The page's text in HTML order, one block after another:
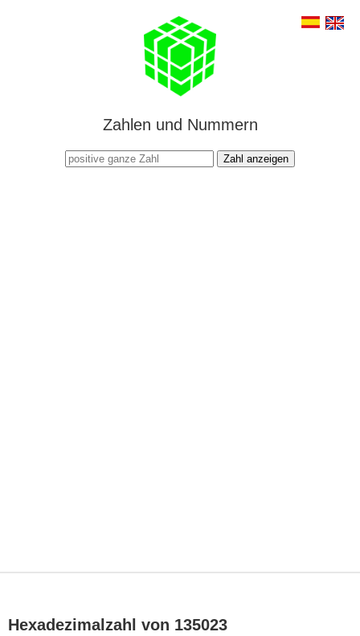
Zahlen und Nummern
Zahl anzeigen
Hexadezimalzahl von 135023